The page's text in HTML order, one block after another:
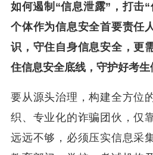
如何遏制“信息泄露”，打击
个体作为信息安全首要责任
识，守住自身信息安全，更
住信息安全底线，守护好考生
要从源头治理，构建全方位
织、专业化的诈骗团伙，仅
远远不够，必须压实信息采